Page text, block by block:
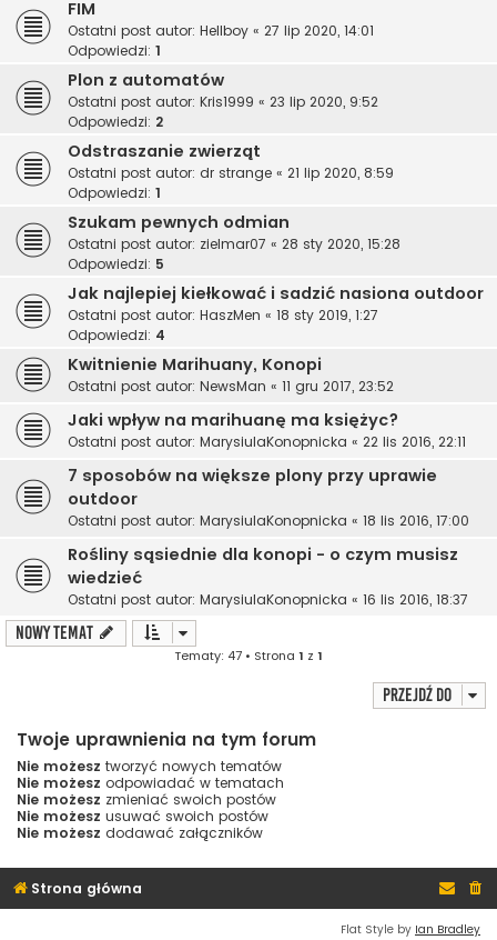
FIM
Ostatni post autor: Hellboy « 27 lip 2020, 14:01
Odpowiedzi: 1
Plon z automatów
Ostatni post autor: Kris1999 « 23 lip 2020, 9:52
Odpowiedzi: 2
Odstraszanie zwierząt
Ostatni post autor: dr strange « 21 lip 2020, 8:59
Odpowiedzi: 1
Szukam pewnych odmian
Ostatni post autor: zielmar07 « 28 sty 2020, 15:28
Odpowiedzi: 5
Jak najlepiej kiełkować i sadzić nasiona outdoor
Ostatni post autor: HaszMen « 18 sty 2019, 1:27
Odpowiedzi: 4
Kwitnienie Marihuany, Konopi
Ostatni post autor: NewsMan « 11 gru 2017, 23:52
Jaki wpływ na marihuanę ma księżyc?
Ostatni post autor: MarysiulaKonopnicka « 22 lis 2016, 22:11
7 sposobów na większe plony przy uprawie
outdoor
Ostatni post autor: MarysiulaKonopnicka « 18 lis 2016, 17:00
Rośliny sąsiednie dla konopi - o czym musisz
wiedzieć
Ostatni post autor: MarysiulaKonopnicka « 16 lis 2016, 18:37
NOWY TEMAT
Tematy: 47 • Strona 1 z 1
Przejdź do
Twoje uprawnienia na tym forum
Nie możesz tworzyć nowych tematów
Nie możesz odpowiadać w tematach
Nie możesz zmieniać swoich postów
Nie możesz usuwać swoich postów
Nie możesz dodawać załączników
Strona główna
Flat Style by Ian Bradley